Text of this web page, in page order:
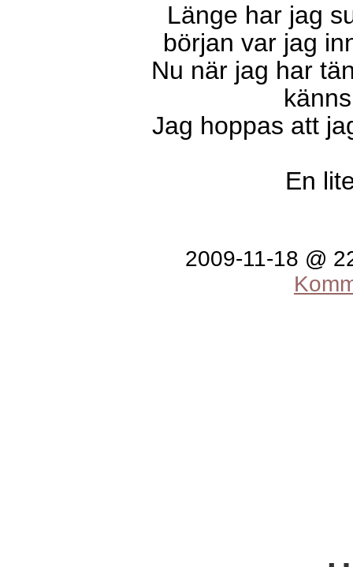
Länge har jag
början var jag
Nu när jag har
Jag hoppas att
En
2009-11-18 @